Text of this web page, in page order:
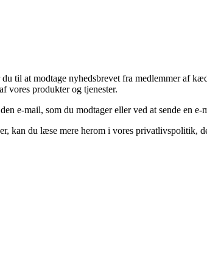
til at modtage nyhedsbrevet fra medlemmer af
vores produkter og tjenester.
e-mail, som du modtager eller ved at sende en e-
kan du læse mere herom i vores privatlivspolitik,